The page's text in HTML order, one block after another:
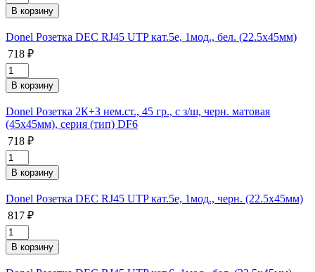
Donel Розетка DEC RJ45 UTP кат.5e, 1мод., бел. (22.5х45мм)
718 ₽
Donel Розетка 2К+З нем.ст., 45 гр., с з/ш, черн. матовая
(45х45мм), серия (тип) DF6
718 ₽
Donel Розетка DEC RJ45 UTP кат.5e, 1мод., черн. (22.5х45мм)
817 ₽